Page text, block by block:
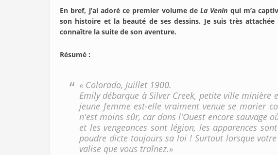
En bref, j’ai adoré ce premier volume de La Venin qui m’a
son histoire et la beauté de ses dessins. Je suis très
connaître la suite de son aventure.
Résumé :
« Colorado, Juillet 1900.
Emily débarque à Silver Creek, petite ville minière
jeune femme est-elle vraiment venue se marier
n'est moins sûr, car dans l'Ouest encore sauvage
et les vengeances sont légion, les apparences
poudre dicte toujours sa loi ! Surtout lorsque
valise que vous traînez.»